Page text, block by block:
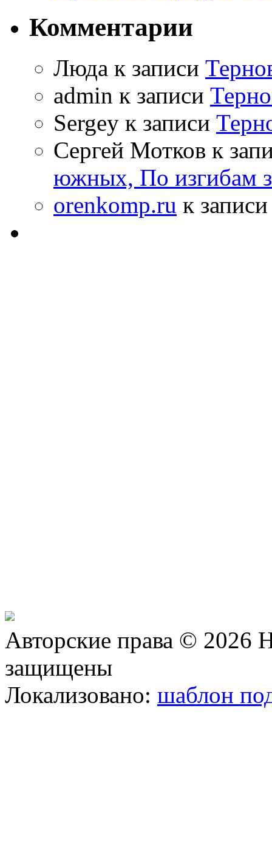
Комментарии
Люда к записи
admin к записи
Sergey к записи
Сергей Мотков к
южных, По изгибам
orenkomp.ru к
Авторские права © 2026
защищены
Локализовано: шаблон